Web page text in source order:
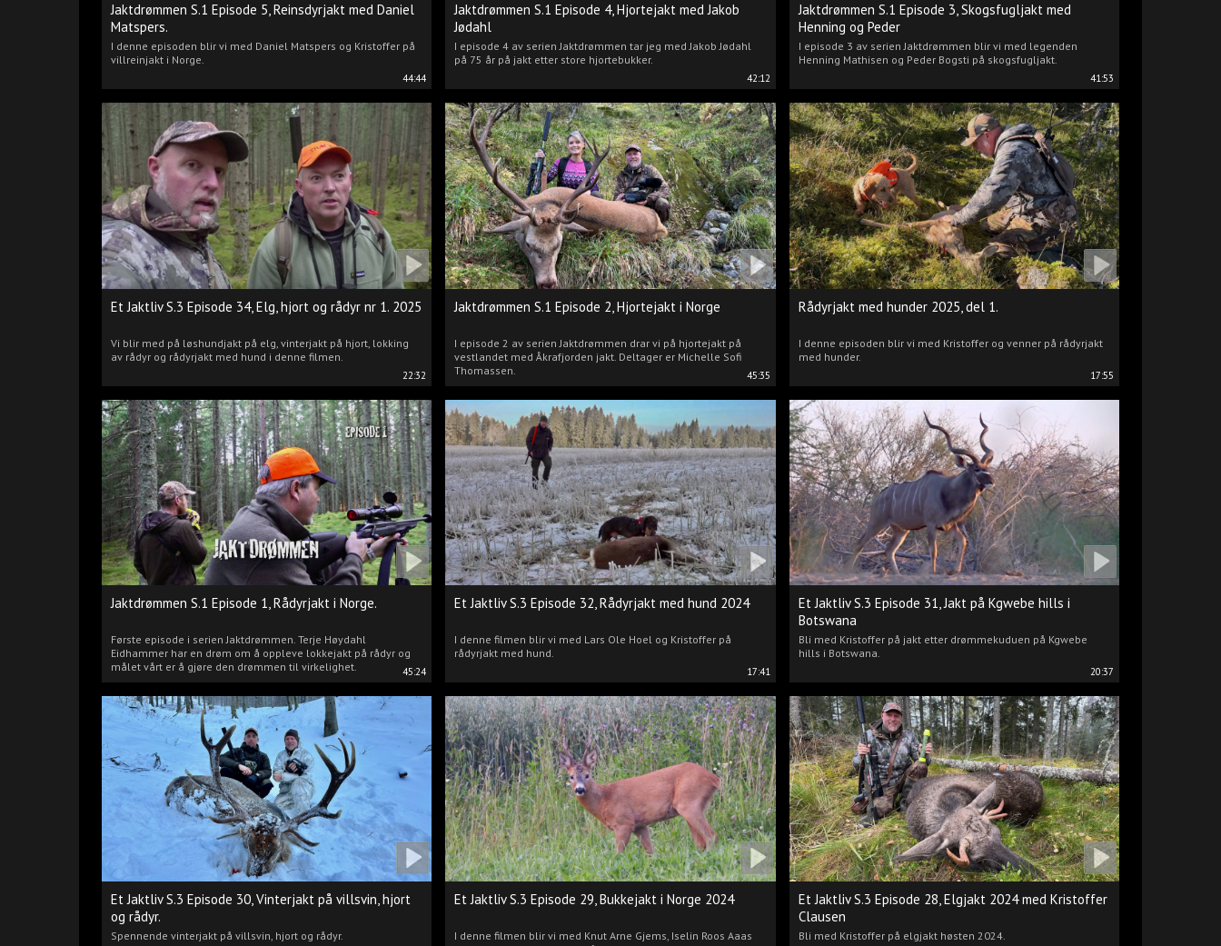
44:44
Jaktdrømmen S.1 Episode 5, Reinsdyrjakt med Daniel
Matspers.
I denne episoden blir vi med Daniel Matspers og Kristoffer på
villreinjakt i Norge.
42:12
Jaktdrømmen S.1 Episode 4, Hjortejakt med Jakob
Jødahl
I episode 4 av serien Jaktdrømmen tar jeg med Jakob Jødahl
på 75 år på jakt etter store hjortebukker.
41:53
Jaktdrømmen S.1 Episode 3, Skogsfugljakt med
Henning og Peder
I episode 3 av serien Jaktdrømmen blir vi med legenden
Henning Mathisen og Peder Bogsti på skogsfugljakt.
22:32
Et Jaktliv S.3 Episode 34, Elg, hjort og rådyr nr 1. 2025
Vi blir med på løshundjakt på elg, vinterjakt på hjort, lokking
av rådyr og rådyrjakt med hund i denne filmen.
45:35
Jaktdrømmen S.1 Episode 2, Hjortejakt i Norge
I episode 2 av serien Jaktdrømmen drar vi på hjortejakt på
vestlandet med Åkrafjorden jakt. Deltager er Michelle Sofi
Thomassen.
17:55
Rådyrjakt med hunder 2025, del 1.
I denne episoden blir vi med Kristoffer og venner på rådyrjakt
med hunder.
45:24
Jaktdrømmen S.1 Episode 1, Rådyrjakt i Norge.
Første episode i serien Jaktdrømmen. Terje Høydahl
Eidhammer har en drøm om å oppleve lokkejakt på rådyr og
målet vårt er å gjøre den drømmen til virkelighet.
17:41
Et Jaktliv S.3 Episode 32, Rådyrjakt med hund 2024
I denne filmen blir vi med Lars Ole Hoel og Kristoffer på
rådyrjakt med hund.
20:37
Et Jaktliv S.3 Episode 31, Jakt på Kgwebe hills i
Botswana
Bli med Kristoffer på jakt etter drømmekuduen på Kgwebe
hills i Botswana.
Et Jaktliv S.3 Episode 30, Vinterjakt på villsvin, hjort
og rådyr.
Spennende vinterjakt på villsvin, hjort og rådyr.
Et Jaktliv S.3 Episode 29, Bukkejakt i Norge 2024
I denne filmen blir vi med Knut Arne Gjems, Iselin Roos Aaas
Et Jaktliv S.3 Episode 28, Elgjakt 2024 med Kristoffer
Clausen
Bli med Kristoffer på elgjakt høsten 2024.